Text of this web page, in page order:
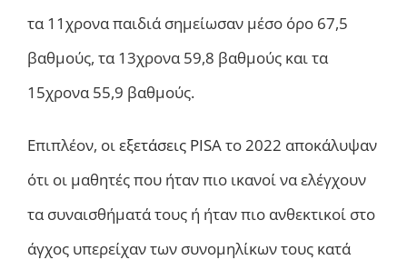
τα 11χρονα παιδιά σημείωσαν μέσο όρο 67,5
βαθμούς, τα 13χρονα 59,8 βαθμούς και τα
15χρονα 55,9 βαθμούς.
Επιπλέον, οιεξετάσεις PISAτο 2022 αποκάλυψαν
ότι οι μαθητές που ήταν πιο ικανοί να ελέγχουν
τα συναισθήματά τους ή ήταν πιο ανθεκτικοί στο
άγχος υπερείχαν των συνομηλίκων τους κατά